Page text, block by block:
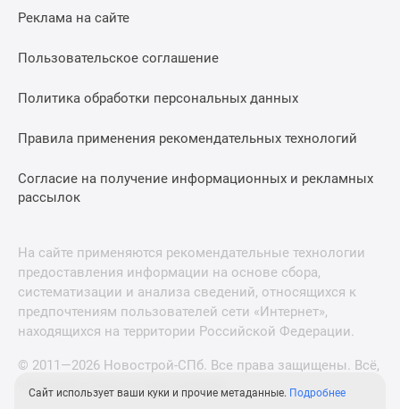
Реклама на сайте
Пользовательское соглашение
Политика обработки персональных данных
Правила применения рекомендательных технологий
Согласие на получение информационных и рекламных
рассылок
На сайте применяются рекомендательные технологии
предоставления информации на основе сбора,
систематизации и анализа сведений, относящихся к
предпочтениям пользователей сети «Интернет»,
находящихся на территории Российской Федерации.
© 2011—2026 Новострой-СПб. Все права защищены. Всё,
что нужно знать о новостройках
Сайт использует ваши куки и прочие метаданные. Подробнее